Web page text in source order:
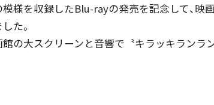
様を収録したBlu-rayの発売を記念して、映
た。
館の大スクリーンと音響で〝キラッキラン